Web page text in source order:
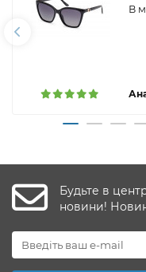
В
Будьте в
новини!